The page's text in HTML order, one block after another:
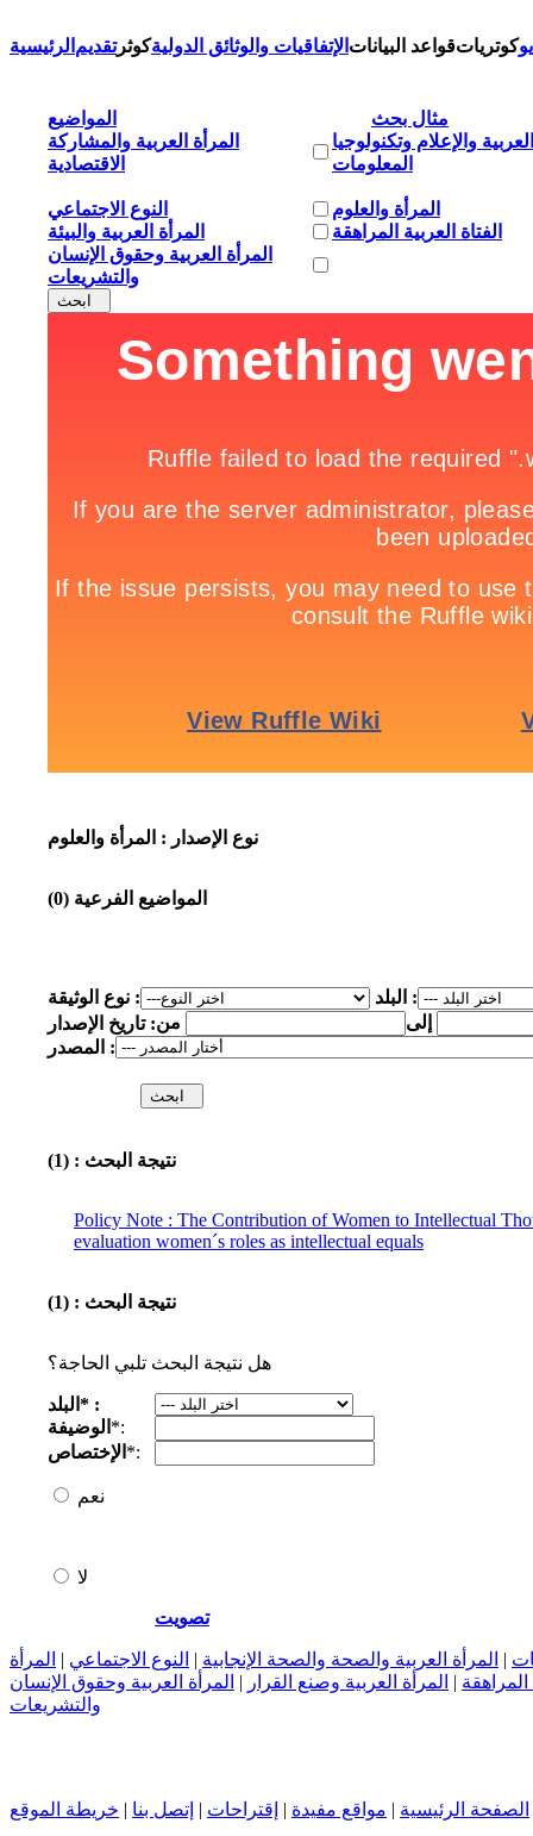
الرئيسية تقديمكوثرالإتفاقيات والوثائق الدولية قواعد البياناتكوتريات
المواضيع
مثال بحث
المرأة العربية والمشاركة
الاقتصادية
والإعلام وتكنولوجيا
المعلومات
النوع الاجتماعي
المرأة والعلوم
المرأة العربية والبيئة
الفتاة العربية المراهقة
المرأة العربية وحقوق الإنسان
والتشريعات
نوع الإصدار : المرأة والعلوم
المواضيع الفرعية (0)
نوع الوثيقة :
البلد :
تاريخ الإصدار :من
إلى
المصدر :
نتيجة البحث : (1)
Policy Note : The Contribution of Women to Intellectual
evaluation women´s roles as intellectual equals
نتيجة البحث : (1)
هل نتيجة البحث تلبي الحاجة؟
البلد* :
الوضيفة *:
الإختصاص *:
نعم
لا
تصويت
| المرأة العربية والصحة والصحة الإنجابية | النوع الاجتماعي | المرأة
المراهقة | المرأة العربية وصنع القرار | المرأة العربية وحقوق الإنسان
والتشريعات
الصفحة الرئيسية | مواقع مفيدة | إقتراحات | إتصل بنا | خريطة الموقع